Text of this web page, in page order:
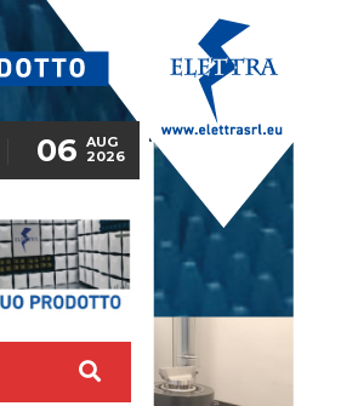
06 AUG
2026